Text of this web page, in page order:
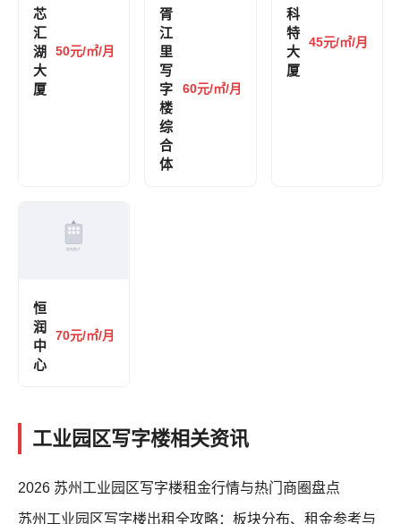
芯
汇
湖
大
厦
50元/㎡/月
胥
江
里
写
字
楼
综
合
体
60元/㎡/月
科
特
大
厦
45元/㎡/月
恒
润
中
心
70元/㎡/月
工业园区写字楼相关资讯
2026 苏州工业园区写字楼租金行情与热门商圈盘点
苏州工业园区写字楼出租全攻略：板块分布、租金参考与